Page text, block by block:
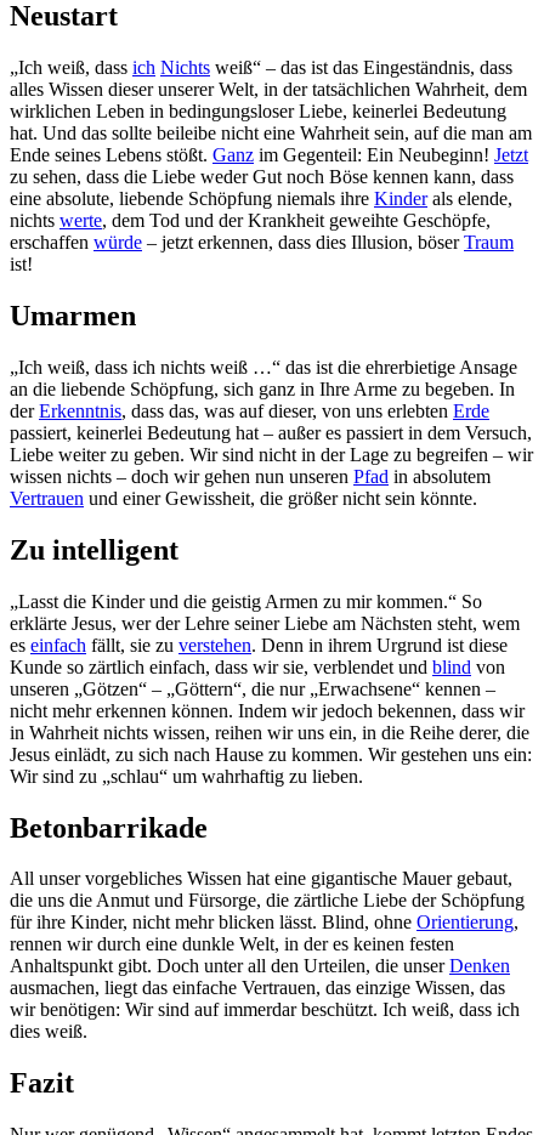
Neustart
„Ich weiß, dass ich Nichts weiß“ – das ist das Eingeständnis, dass
alles Wissen dieser unserer Welt, in der tatsächlichen Wahrheit, dem
wirklichen Leben in bedingungsloser Liebe, keinerlei Bedeutung
hat. Und das sollte beileibe nicht eine Wahrheit sein, auf die man am
Ende seines Lebens stößt. Ganz im Gegenteil: Ein Neubeginn! Jetzt
zu sehen, dass die Liebe weder Gut noch Böse kennen kann, dass
eine absolute, liebende Schöpfung niemals ihre Kinderals elende,
nichts werte, dem Tod und der Krankheit geweihte Geschöpfe,
erschaffen würde – jetzt erkennen, dass dies Illusion, böserTraum
ist!
Umarmen
„Ich weiß, dass ich nichts weiß …“ das ist die ehrerbietige Ansage
an die liebende Schöpfung, sich ganz in Ihre Arme zu begeben. In
derErkenntnis, dass das, was auf dieser, von uns erlebten Erde
passiert, keinerlei Bedeutung hat – außer es passiert in dem Versuch,
Liebe weiter zu geben. Wir sind nicht in der Lage zu begreifen – wir
wissen nichts – doch wir gehen nun unseren Pfad in absolutem
Vertrauen und einer Gewissheit, die größer nicht sein könnte.
Zu intelligent
„Lasst die Kinder und die geistig Armen zu mir kommen.“ So
erklärte Jesus, wer der Lehre seiner Liebe am Nächsten steht, wem
es einfach fällt, sie zu verstehen. Denn in ihrem Urgrund ist diese
Kunde so zärtlich einfach, dass wir sie, verblendet und blind von
unseren „Götzen“ – „Göttern“, die nur „Erwachsene“ kennen –
nicht mehr erkennen können. Indem wir jedoch bekennen, dass wir
in Wahrheit nichts wissen, reihen wir uns ein, in die Reihe derer, die
Jesus einlädt, zu sich nach Hause zu kommen. Wir gestehen uns ein:
Wir sind zu „schlau“ um wahrhaftig zu lieben.
Betonbarrikade
All unser vorgebliches Wissen hat eine gigantische Mauer gebaut,
die uns die Anmut und Fürsorge, die zärtliche Liebe der Schöpfung
für ihre Kinder, nicht mehr blicken lässt. Blind, ohne Orientierung,
rennen wir durch eine dunkle Welt, in der es keinen festen
Anhaltspunkt gibt. Doch unter all den Urteilen, die unserDenken
ausmachen, liegt das einfache Vertrauen, das einzige Wissen, das
wir benötigen: Wir sind auf immerdar beschützt. Ich weiß, dass ich
dies weiß.
Fazit